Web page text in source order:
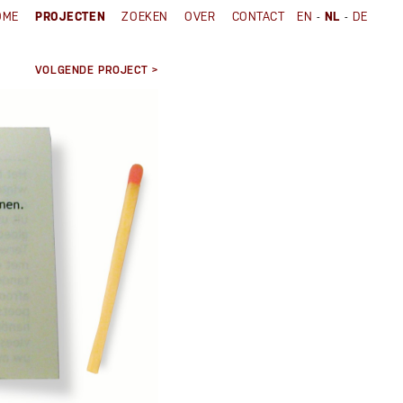
PROJECTEN ZOEKEN OVER CONTACT EN - NL - DE
VOLGENDE PROJECT >